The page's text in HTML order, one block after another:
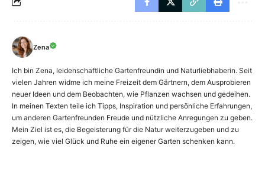
Zena
Ich bin Zena, leidenschaftliche Gartenfreundin und Naturliebhaberin. Seit
vielen Jahren widme ich meine Freizeit dem Gärtnern, dem Ausprobieren
neuer Ideen und dem Beobachten, wie Pflanzen wachsen und gedeihen.
In meinen Texten teile ich Tipps, Inspiration und persönliche Erfahrungen,
um anderen Gartenfreunden Freude und nützliche Anregungen zu geben.
Mein Ziel ist es, die Begeisterung für die Natur weiterzugeben und zu
zeigen, wie viel Glück und Ruhe ein eigener Garten schenken kann.